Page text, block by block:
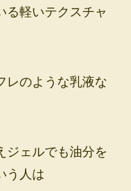
る軽いテクスチャ
レのような乳液な
ジェルでも油分を
う人は